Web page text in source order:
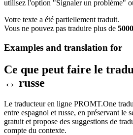
utilisez l'option "Signaler un problème"
Votre texte a été partiellement traduit.
Vous ne pouvez pas traduire plus de 5000
Examples and translation for
Ce que peut faire le
↔ russe
Le traducteur en ligne PROMT.One
entre espagnol et russe, en préservant le
gratuit et propose des suggestions de
compte du contexte.